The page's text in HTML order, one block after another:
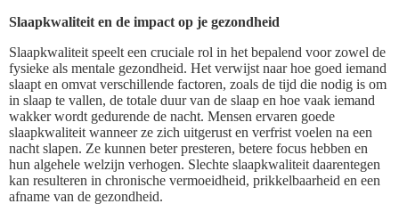
Slaapkwaliteit en de impact op je gezondheid
Slaapkwaliteit speelt een cruciale rol in het bepalend voor zowel de
fysieke als mentale gezondheid. Het verwijst naar hoe goed iemand
slaapt en omvat verschillende factoren, zoals de tijd die nodig is om
in slaap te vallen, de totale duur van de slaap en hoe vaak iemand
wakker wordt gedurende de nacht. Mensen ervaren goede
slaapkwaliteit wanneer ze zich uitgerust en verfrist voelen na een
nacht slapen. Ze kunnen beter presteren, betere focus hebben en
hun algehele welzijn verhogen. Slechte slaapkwaliteit daarentegen
kan resulteren in chronische vermoeidheid, prikkelbaarheid en een
afname van de gezondheid.